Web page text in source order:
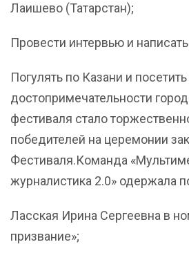
Лаишево (Татарстан);
Провести интервью и
Погулять по Казани и
достопримечательности
фестиваля стало
победителей на церемонии
Фестиваля.Команда
журналистика 2.0» одержала
Ласская Ирина Сергеевна в
призвание»;